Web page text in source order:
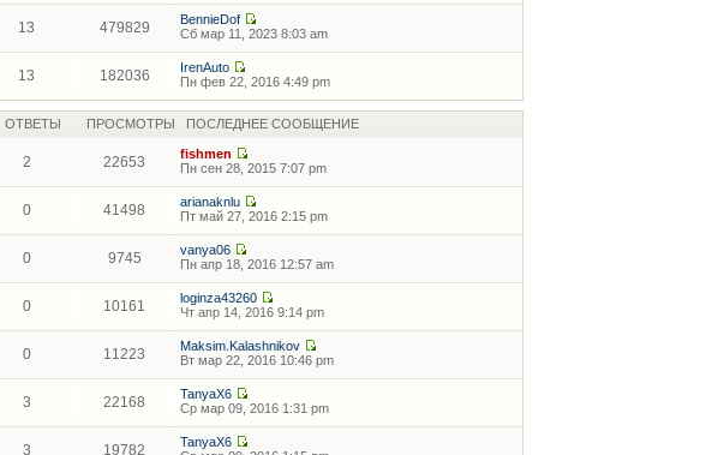
13 479829
BennieDof
Сб мар 11, 2023 8:03 am
13 182036
IrenAuto
Пн фев 22, 2016 4:49 pm
ОТВЕТЫ ПРОСМОТРЫ ПОСЛЕДНЕЕ СООБЩЕНИЕ
2 22653
fishmen
Пн сен 28, 2015 7:07 pm
0 41498
arianaknlu
Пт май 27, 2016 2:15 pm
0 9745
vanya06
Пн апр 18, 2016 12:57 am
0 10161
loginza43260
Чт апр 14, 2016 9:14 pm
0 11223
Maksim.Kalashnikov
Вт мар 22, 2016 10:46 pm
3 22168
TanyaX6
Ср мар 09, 2016 1:31 pm
3 19782
TanyaX6